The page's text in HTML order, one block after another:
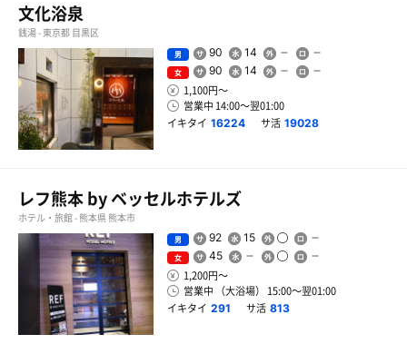
文化浴泉
銭湯 - 東京都 目黒区
男 90 14
女 90 14
1,100円〜
営業中 14:00〜翌01:00
イキタイ 16224 サ活 19028
レフ熊本 by ベッセルホテルズ
ホテル・旅館 - 熊本県 熊本市
男 92 15
女 45
1,200円〜
営業中 （大浴場） 15:00〜翌01:00
イキタイ 291 サ活 813